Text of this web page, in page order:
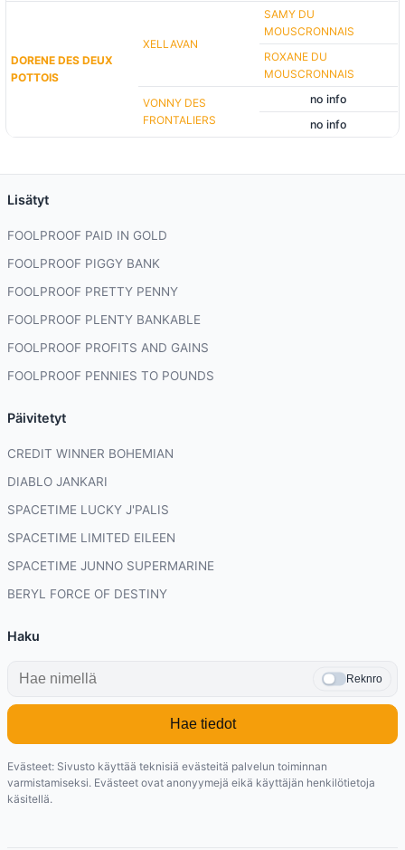
DORENE DES DEUX
POTTOIS
XELLAVAN
SAMY DU
MOUSCRONNAIS
ROXANE DU
MOUSCRONNAIS
VONNY DES
FRONTALIERS
no info
no info
Lisätyt
FOOLPROOF PAID IN GOLD
FOOLPROOF PIGGY BANK
FOOLPROOF PRETTY PENNY
FOOLPROOF PLENTY BANKABLE
FOOLPROOF PROFITS AND GAINS
FOOLPROOF PENNIES TO POUNDS
Päivitetyt
CREDIT WINNER BOHEMIAN
DIABLO JANKARI
SPACETIME LUCKY J'PALIS
SPACETIME LIMITED EILEEN
SPACETIME JUNNO SUPERMARINE
BERYL FORCE OF DESTINY
Haku
Reknro
Hae tiedot
Evästeet: Sivusto käyttää teknisiä evästeitä palvelun toiminnan
varmistamiseksi. Evästeet ovat anonyymejä eikä käyttäjän henkilötietoja
käsitellä.